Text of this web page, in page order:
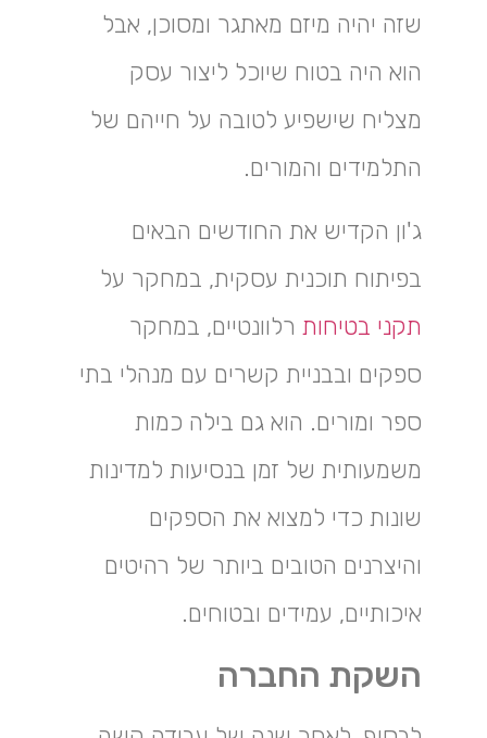
שזה יהיה מיזם מאתגר ומסוכן, אבל
הוא היה בטוח שיוכל ליצור עסק
מצליח שישפיע לטובה על חייהם של
התלמידים והמורים.
ג'ון הקדיש את החודשים הבאים
בפיתוח תוכנית עסקית, במחקר על
תקני בטיחות רלוונטיים, במחקר
ספקים ובבניית קשרים עם מנהלי בתי
ספר ומורים. הוא גם בילה כמות
משמעותית של זמן בנסיעות למדינות
שונות כדי למצוא את הספקים
והיצרנים הטובים ביותר של רהיטים
איכותיים, עמידים ובטוחים.
השקת החברה